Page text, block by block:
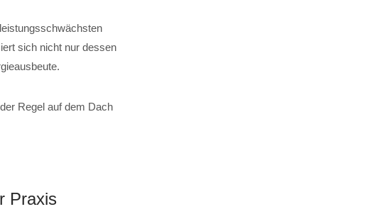
sich nicht nur dessen
Regel auf dem Dach
Praxis